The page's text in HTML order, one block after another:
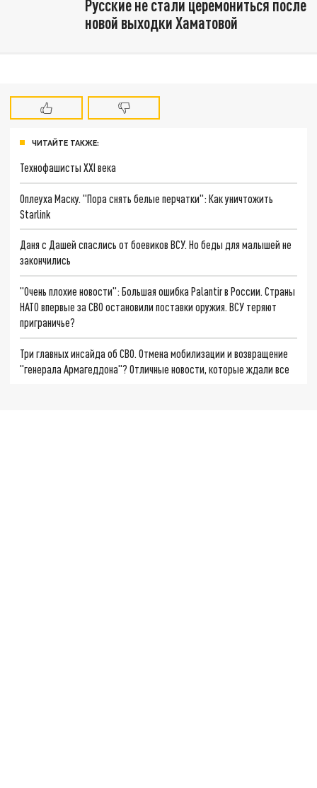
Русские не стали церемониться после
новой выходки Хаматовой
ЧИТАЙТЕ ТАКЖЕ:
Технофашисты XXI века
Оплеуха Маску. "Пора снять белые перчатки": Как уничтожить
Starlink
Даня с Дашей спаслись от боевиков ВСУ. Но беды для малышей не
закончились
"Очень плохие новости": Большая ошибка Palantir в России. Страны
НАТО впервые за СВО остановили поставки оружия. ВСУ теряют
приграничье?
Три главных инсайда об СВО. Отмена мобилизации и возвращение
"генерала Армагеддона"? Отличные новости, которые ждали все